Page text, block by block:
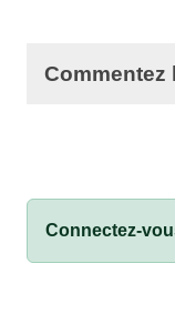
Commentez
Connectez-